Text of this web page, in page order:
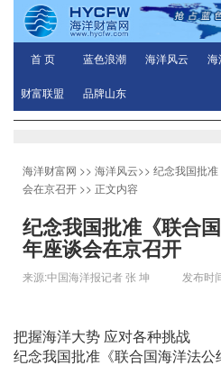
首 页 蓝色浪潮 海洋风云 海
财富联盟 品牌山东
海洋财富网 >> 海洋风云>> 纪念我国批
会在京召开 >> 正文内容
纪念我国批准《联合
年座谈会在京召开
来源:中国海洋报记者 张 坤 发布时
把握海洋大势 应对各种挑战
纪念我国批准《联合国海洋法